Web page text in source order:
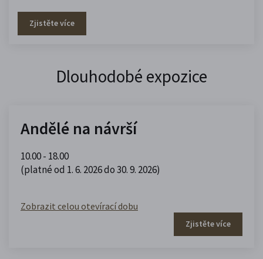
Zjistěte více
Dlouhodobé expozice
Andělé na návrší
10.00 - 18.00
(platné od 1. 6. 2026 do 30. 9. 2026)
Zobrazit celou otevírací dobu
Zjistěte více